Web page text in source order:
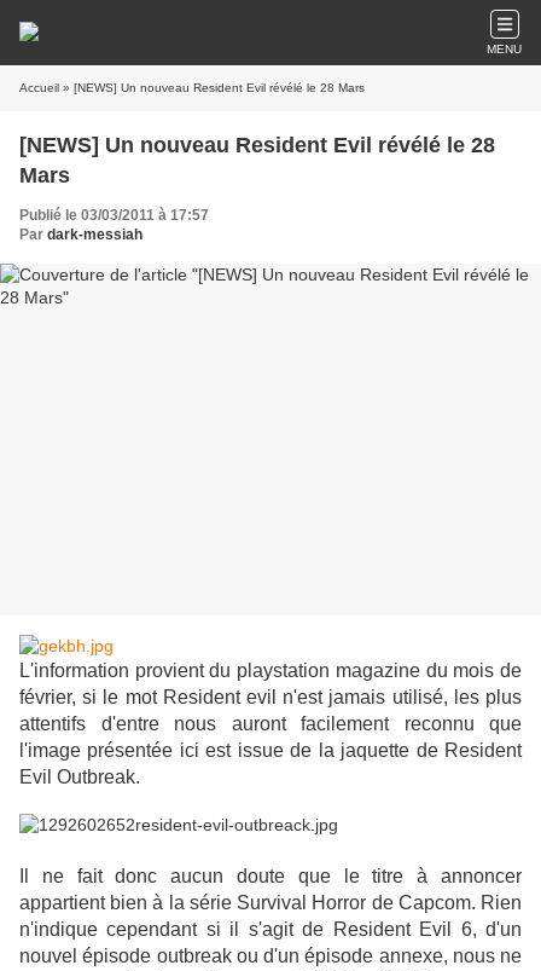
MENU
Accueil » [NEWS] Un nouveau Resident Evil révélé le 28 Mars
[NEWS] Un nouveau Resident Evil révélé le 28
Mars
Publié le 03/03/2011 à 17:57
Par dark-messiah
L'information provient du playstation magazine du mois de
février, si le mot Resident evil n'est jamais utilisé, les plus
attentifs d'entre nous auront facilement reconnu que
l'image présentée ici est issue de la jaquette de Resident
Evil Outbreak.
Il ne fait donc aucun doute que le titre à annoncer
appartient bien à la série Survival Horror de Capcom. Rien
n'indique cependant si il s'agit de Resident Evil 6, d'un
nouvel épisode outbreak ou d'un épisode annexe, nous ne